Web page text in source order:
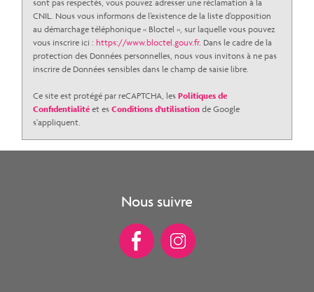
Appartements
58,64 %
Familles avec 3 enfants
4,50 %
sont pas respectés, vous pouvez adresser une réclamation à la
CNIL. Nous vous informons de l’existence de la liste d'opposition
au démarchage téléphonique « Bloctel », sur laquelle vous pouvez
vous inscrire ici : https://www.bloctel.gouv.fr. Dans le cadre de la
protection des Données personnelles, nous vous invitons à ne pas
inscrire de Données sensibles dans le champ de saisie libre.
Ce site est protégé par reCAPTCHA, les Politiques de
Confidentialité et es Conditions d'utilisation de Google
s'appliquent.
Nous suivre